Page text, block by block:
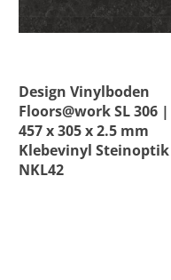
Design Vinylboden
Floors@work SL 306 |
457 x 305 x 2.5 mm
Klebevinyl Steinoptik
NKL42